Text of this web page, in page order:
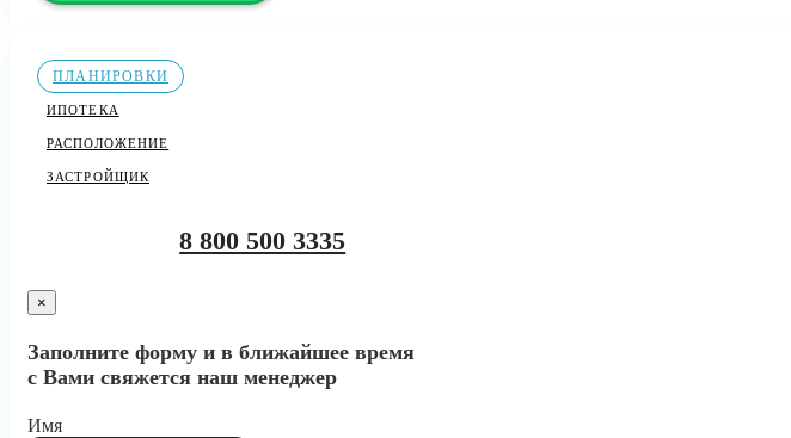
ПЛАНИРОВКИ
ИПОТЕКА
РАСПОЛОЖЕНИЕ
ЗАСТРОЙЩИК
8 800 500 3335
×
Заполните форму и в ближайшее время
с Вами свяжется наш менеджер
Имя